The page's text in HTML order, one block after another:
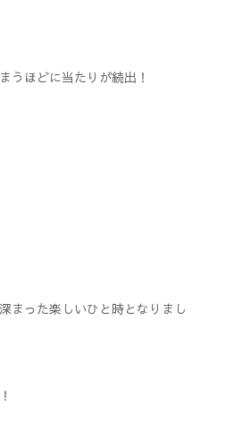
うほどに当たりが続出！
まった楽しいひと時となりまし